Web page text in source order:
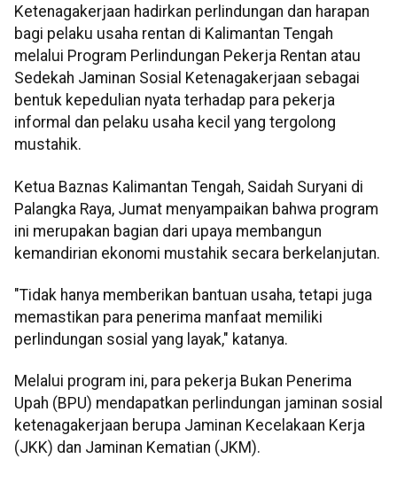
Ketenagakerjaan hadirkan perlindungan dan harapan
bagi pelaku usaha rentan di Kalimantan Tengah
melalui Program Perlindungan Pekerja Rentan atau
Sedekah Jaminan Sosial Ketenagakerjaan sebagai
bentuk kepedulian nyata terhadap para pekerja
informal dan pelaku usaha kecil yang tergolong
mustahik.
Ketua Baznas Kalimantan Tengah, Saidah Suryani di
Palangka Raya, Jumat menyampaikan bahwa program
ini merupakan bagian dari upaya membangun
kemandirian ekonomi mustahik secara berkelanjutan.
"Tidak hanya memberikan bantuan usaha, tetapi juga
memastikan para penerima manfaat memiliki
perlindungan sosial yang layak," katanya.
Melalui program ini, para pekerja Bukan Penerima
Upah (BPU) mendapatkan perlindungan jaminan sosial
ketenagakerjaan berupa Jaminan Kecelakaan Kerja
(JKK) dan Jaminan Kematian (JKM).